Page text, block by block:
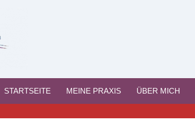
STARTSEITE MEINE PRAXIS ÜBER MICH